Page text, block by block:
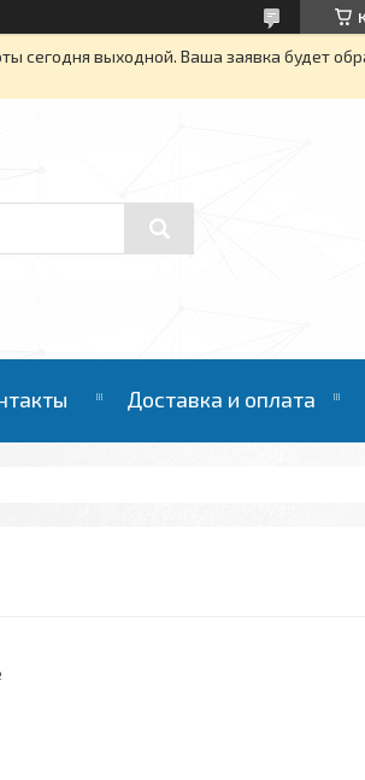
сегодня выходной. Ваша заявка будет
Доставка и оплата